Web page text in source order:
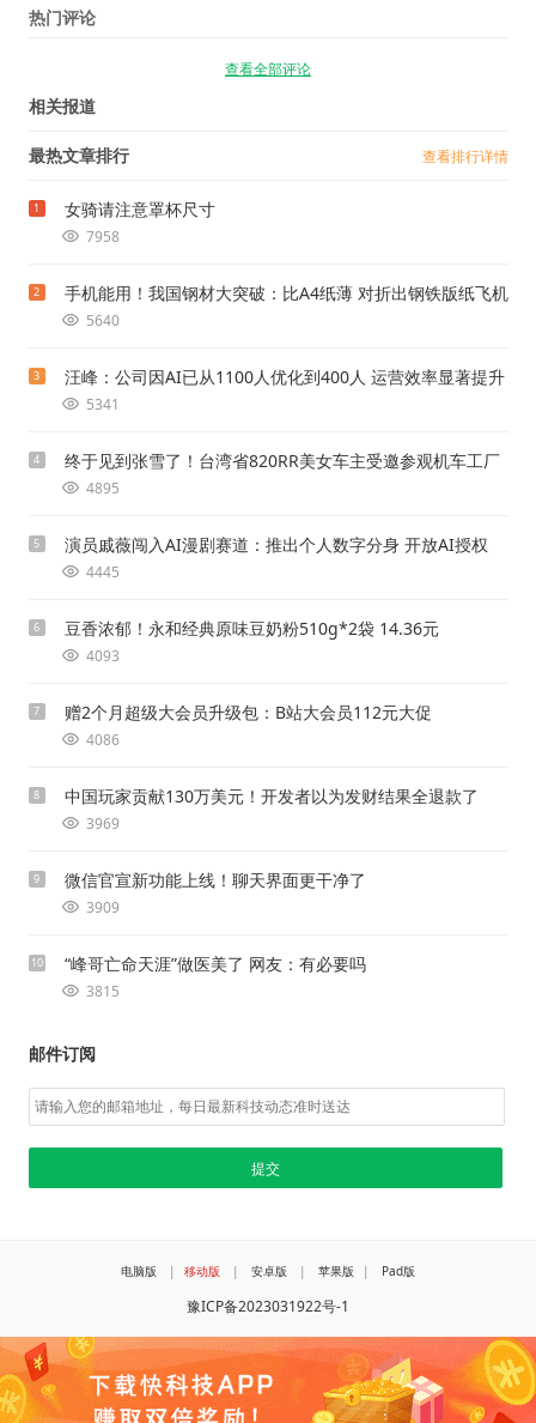
热门评论
查看全部评论
相关报道
最热文章排行 查看排行详情
1 女骑请注意罩杯尺寸
7958
2 手机能用！我国钢材大突破：比A4纸薄 对折出钢铁版纸飞机
5640
3 汪峰：公司因AI已从1100人优化到400人 运营效率显著提升
5341
4 终于见到张雪了！台湾省820RR美女车主受邀参观机车工厂
4895
5 演员戚薇闯入AI漫剧赛道：推出个人数字分身 开放AI授权
4445
6 豆香浓郁！永和经典原味豆奶粉510g*2袋 14.36元
4093
7 赠2个月超级大会员升级包：B站大会员112元大促
4086
8 中国玩家贡献130万美元！开发者以为发财结果全退款了
3969
9 微信官宣新功能上线！聊天界面更干净了
3909
10 “峰哥亡命天涯”做医美了 网友：有必要吗
3815
邮件订阅
电脑版 | 移动版 | 安卓版 | 苹果版 | Pad版
豫ICP备2023031922号-1